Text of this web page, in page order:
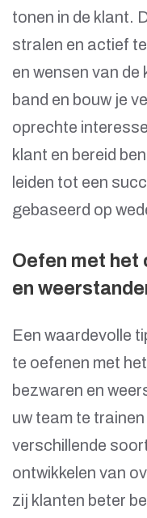
tonen in de klant.
stralen en actief
en wensen van
band en bouw je
oprechte
klant en bereid
leiden tot een
gebaseerd op
Oefen met het
en
Een waardevolle
te oefenen met
bezwaren en
uw team te
verschillende
ontwikkelen van
zij klanten beter